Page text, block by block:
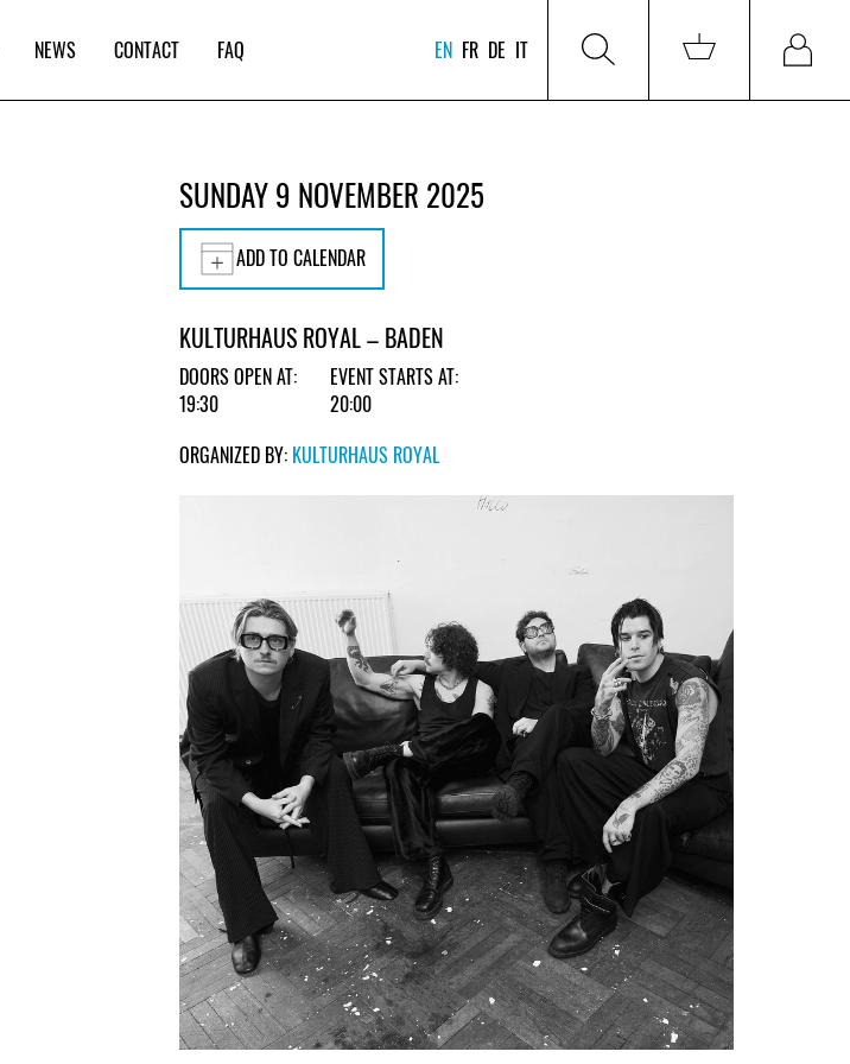
NEWS CONTACT FAQ EN FR DE IT
SUNDAY 9 NOVEMBER 2025
ADD TO CALENDAR
KULTURHAUS ROYAL – BADEN
DOORS OPEN AT:
19:30
EVENT STARTS AT:
20:00
ORGANIZED BY: KULTURHAUS ROYAL